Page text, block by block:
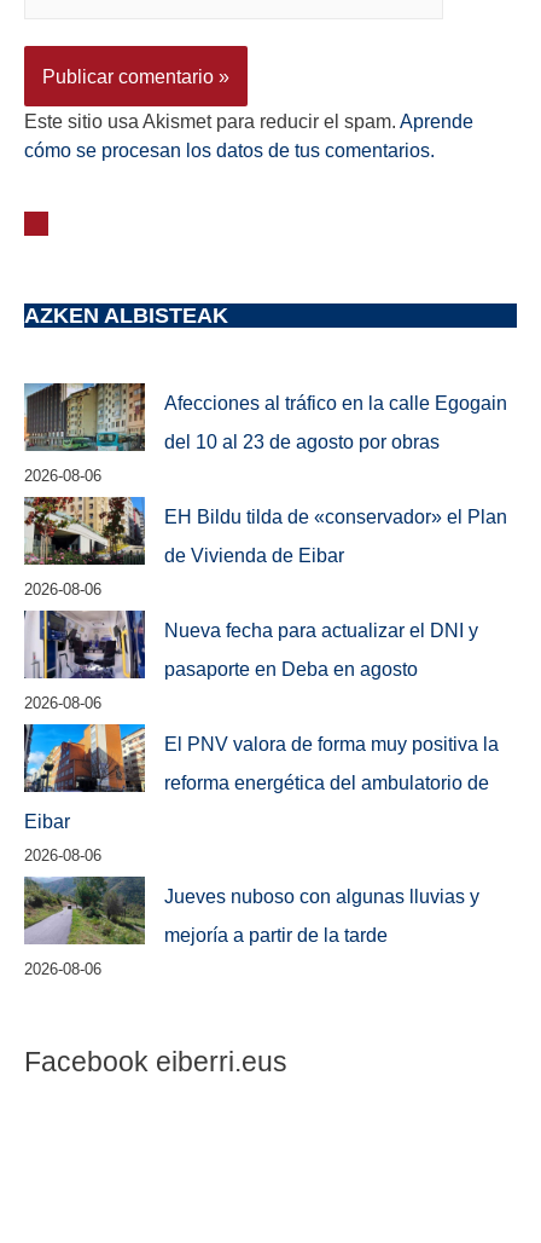
Este sitio usa Akismet para reducir el spam. Aprende
cómo se procesan los datos de tus comentarios.
AZKEN ALBISTEAK
Afecciones al tráfico en la calle Egogain
del 10 al 23 de agosto por obras
2026-08-06
EH Bildu tilda de «conservador» el Plan
de Vivienda de Eibar
2026-08-06
Nueva fecha para actualizar el DNI y
pasaporte en Deba en agosto
2026-08-06
El PNV valora de forma muy positiva la
reforma energética del ambulatorio de
Eibar
2026-08-06
Jueves nuboso con algunas lluvias y
mejoría a partir de la tarde
2026-08-06
Facebook eiberri.eus